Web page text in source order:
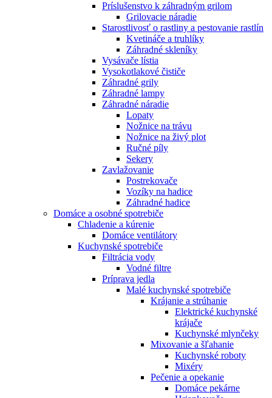
Príslušenstvo k záhradným grilom
Grilovacie náradie
Starostlivosť o rastliny a pestovanie rastlín
Kvetináče a truhlíky
Záhradné skleníky
Vysávače lístia
Vysokotlakové čističe
Záhradné grily
Záhradné lampy
Záhradné náradie
Lopaty
Nožnice na trávu
Nožnice na živý plot
Ručné píly
Sekery
Zavlažovanie
Postrekovače
Vozíky na hadice
Záhradné hadice
Domáce a osobné spotrebiče
Chladenie a kúrenie
Domáce ventilátory
Kuchynské spotrebiče
Filtrácia vody
Vodné filtre
Príprava jedla
Malé kuchynské spotrebiče
Krájanie a strúhanie
Elektrické kuchynské
krájače
Kuchynské mlynčeky
Mixovanie a šľahanie
Kuchynské roboty
Mixéry
Pečenie a opekanie
Domáce pekárne